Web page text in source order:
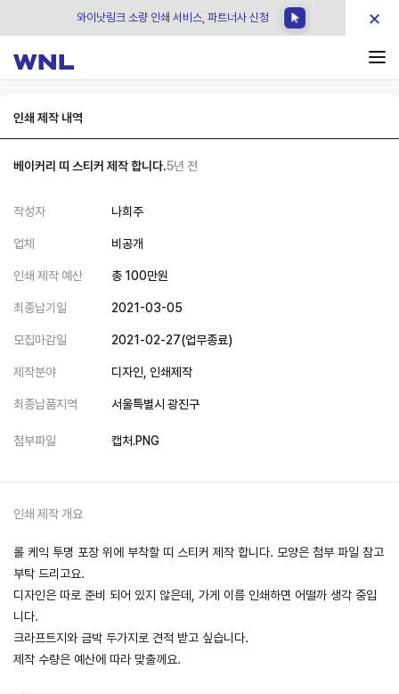
와이낫링크 소량 인쇄 서비스, 파트너사 신청 ×
인쇄 제작 내역
베이커리 띠 스티커 제작 합니다.5년 전
작성자 나희주
업체 비공개
인쇄 제작 예산 총 100만원
최종납기일 2021-03-05
모집마감일 2021-02-27(업무종료)
제작분야 디자인, 인쇄제작
최종납품지역 서울특별시 광진구
첨부파일 캡처.PNG
인쇄 제작 개요
롤 케익 투명 포장 위에 부착할 띠 스티커 제작 합니다. 모양은 첨부 파일 참고
부탁 드리고요.
디자인은 따로 준비 되어 있지 않은데, 가게 이름 인쇄하면 어떨까 생각 중입
니다.
크라프트지와 금박 두가지로 견적 받고 싶습니다.
제작 수량은 예산에 따라 맞출께요.